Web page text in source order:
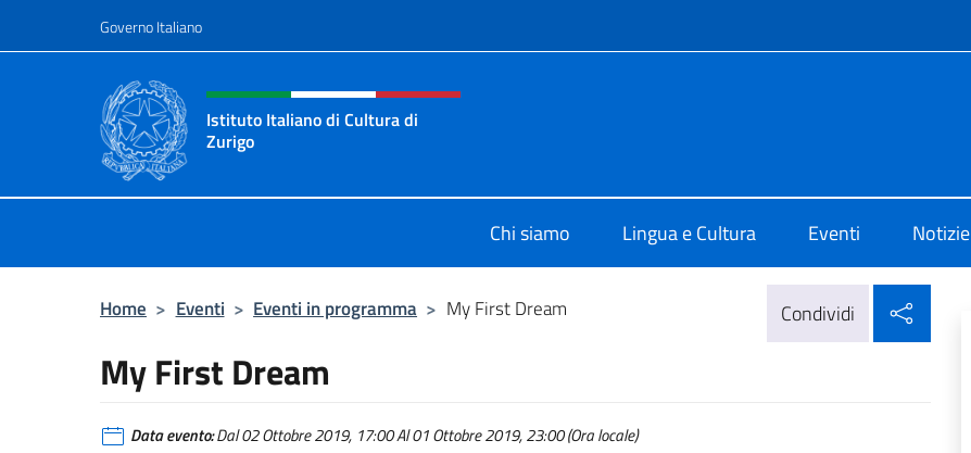
Governo Italiano
Intestazione sito, social e menù
Istituto Italiano di Cultura di
Zurigo
Chi siamo Lingua e Cultura Eventi Notizie
Home > Eventi > Eventi in programma > My First Dream Condividi
My First Dream
Data evento:Dal 02 Ottobre 2019, 17:00 Al 01 Ottobre 2019, 23:00 (Ora locale)